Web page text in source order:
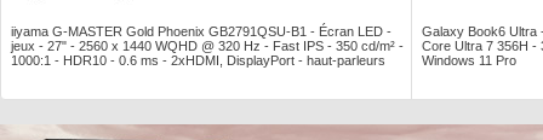
iiyama G-MASTER Gold Phoenix GB2791QSU-B1 - Écran LED -
jeux - 27" - 2560 x 1440 WQHD @ 320 Hz - Fast IPS - 350 cd/m² -
1000:1 - HDR10 - 0.6 ms - 2xHDMI, DisplayPort - haut-parleurs
Galaxy Book6 Ultra
Core Ultra 7 356H -
Windows 11 Pro